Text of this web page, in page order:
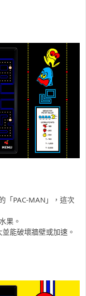
「PAC-MAN」，這次
果。
能破壞牆壁或加速。